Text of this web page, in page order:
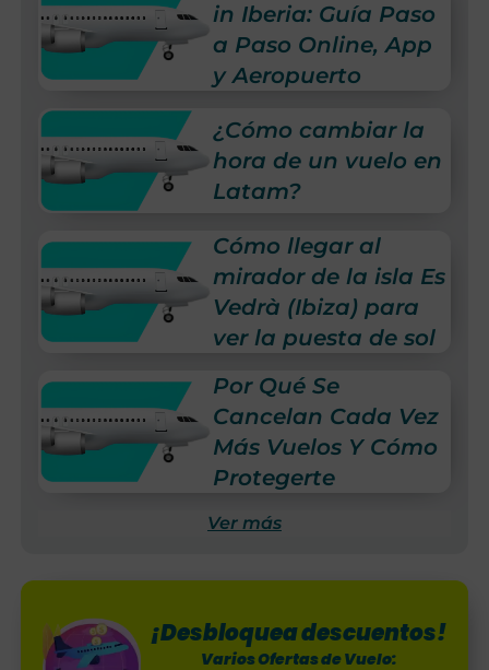
in Iberia: Guía Paso
a Paso Online, App
y Aeropuerto
¿Cómo cambiar la
hora de un vuelo en
Latam?
Cómo llegar al
mirador de la isla Es
Vedrà (Ibiza) para
ver la puesta de sol
Por Qué Se
Cancelan Cada Vez
Más Vuelos Y Cómo
Protegerte
Ver más
¡Desbloquea descuentos!
Varios Ofertas de Vuelo: